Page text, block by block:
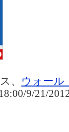
、 ウォール
9/21/